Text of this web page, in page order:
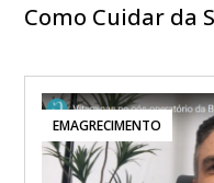
Como Cuidar da
EMAGRECIMENTO